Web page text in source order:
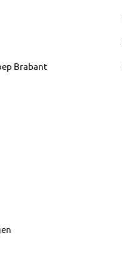
Brabant